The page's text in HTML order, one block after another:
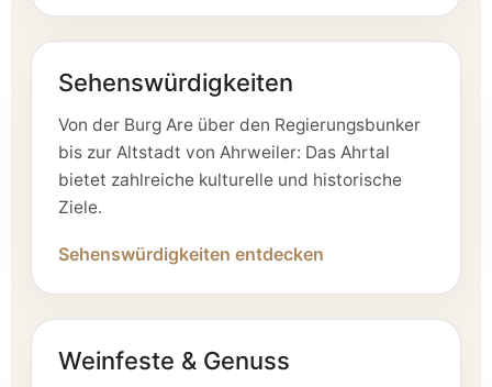
Sehenswürdigkeiten
Von der Burg Are über den Regierungsbunker
bis zur Altstadt von Ahrweiler: Das Ahrtal
bietet zahlreiche kulturelle und historische
Ziele.
Sehenswürdigkeiten entdecken
Weinfeste & Genuss